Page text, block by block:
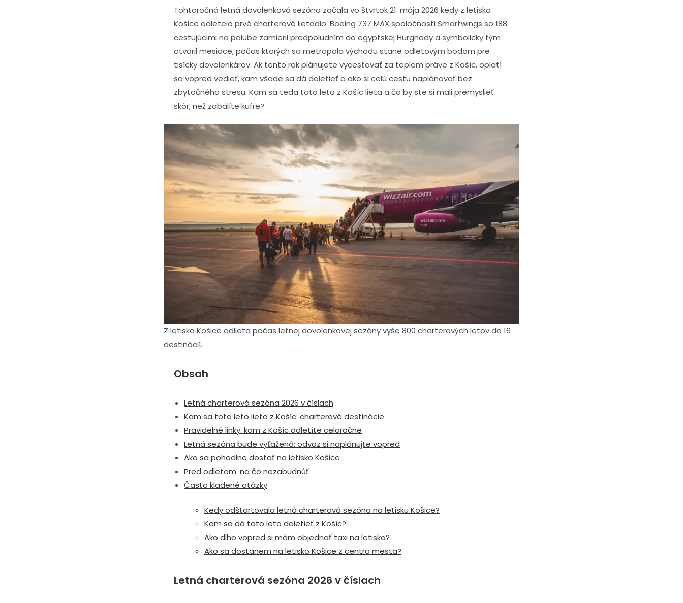
Tohtoročná letná dovolenková sezóna začala vo štvrtok 21. mája 2026 kedy z letiska
Košice odletelo prvé charterové lietadlo. Boeing 737 MAX spoločnosti Smartwings so 188
cestujúcimi na palube zamieril predpoludním do egyptskej Hurghady a symbolicky tým
otvoril mesiace, počas ktorých sa metropola východu stane odletovým bodom pre
tisícky dovolenkárov. Ak tento rok plánujete vycestovať za teplom práve z Košíc, oplatí
sa vopred vedieť, kam všade sa dá doletieť a ako si celú cestu naplánovať bez
zbytočného stresu. Kam sa teda toto leto z Košíc lieta a čo by ste si mali premyslieť
skôr, než zabalíte kufre?
Z letiska Košice odlieta počas letnej dovolenkovej sezóny vyše 800 charterových letov do 16
destinácií.
Obsah
Letná charterová sezóna 2026 v číslach
Kam sa toto leto lieta z Košíc: charterové destinácie
Pravidelné linky: kam z Košíc odletíte celoročne
Letná sezóna bude vyťažená: odvoz si naplánujte vopred
Ako sa pohodlne dostať na letisko Košice
Pred odletom: na čo nezabudnúť
Často kladené otázky
Kedy odštartovala letná charterová sezóna na letisku Košice?
Kam sa dá toto leto doletieť z Košíc?
Ako dlho vopred si mám objednať taxi na letisko?
Ako sa dostanem na letisko Košice z centra mesta?
Letná charterová sezóna 2026 v číslach